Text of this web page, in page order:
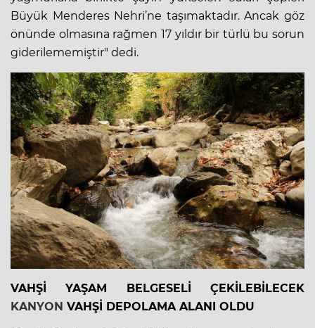
Büyük Menderes Nehri’ne taşımaktadır. Ancak göz
önünde olmasına rağmen 17 yıldır bir türlü bu sorun
giderilememiştir" dedi.
VAHŞİ YAŞAM BELGESELİ ÇEKİLEBİLECEK
KANYON VAHŞİ DEPOLAMA ALANI OLDU